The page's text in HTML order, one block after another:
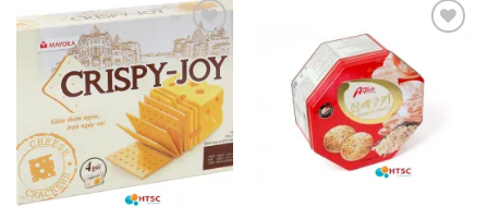
Add to
wishlist
Add to
wishlist